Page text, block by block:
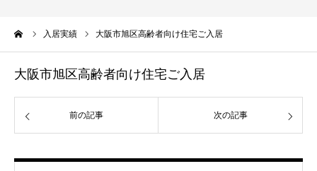
入居実績 大阪市旭区高齢者向け住宅ご入居
大阪市旭区高齢者向け住宅ご入居
前の記事 次の記事
お問い合わせ